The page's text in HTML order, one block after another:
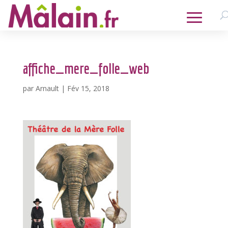
affiche_mere_folle_web
par Arnault| Fév 15, 2018